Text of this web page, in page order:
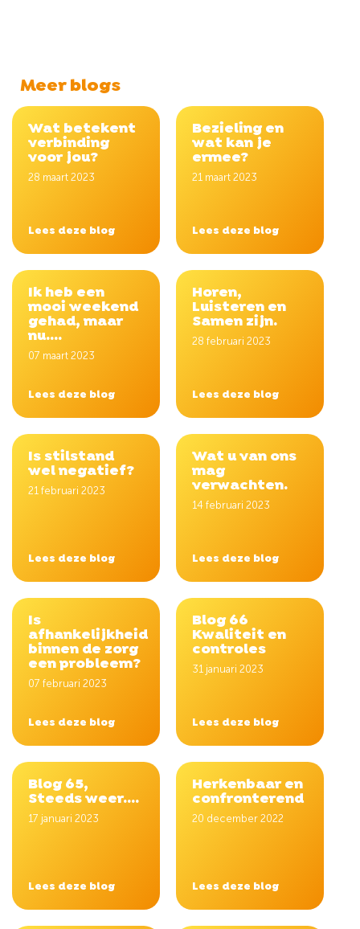
Meer blogs
Wat betekent
verbinding
voor jou?
28 maart 2023
Lees deze blog
Bezieling en
wat kan je
ermee?
21 maart 2023
Lees deze blog
Ik heb een
mooi weekend
gehad, maar
nu....
07 maart 2023
Lees deze blog
Horen,
Luisteren en
Samen zijn.
28 februari 2023
Lees deze blog
Is stilstand
wel negatief?
21 februari 2023
Lees deze blog
Wat u van ons
mag
verwachten.
14 februari 2023
Lees deze blog
Is
afhankelijkheid
binnen de zorg
een probleem?
07 februari 2023
Lees deze blog
Blog 66
Kwaliteit en
controles
31 januari 2023
Lees deze blog
Blog 65,
Steeds weer....
17 januari 2023
Lees deze blog
Herkenbaar en
confronterend
20 december 2022
Lees deze blog